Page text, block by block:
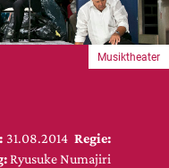
31.08.2014 Regie:
Ryusuke Numajiri
Musiktheater